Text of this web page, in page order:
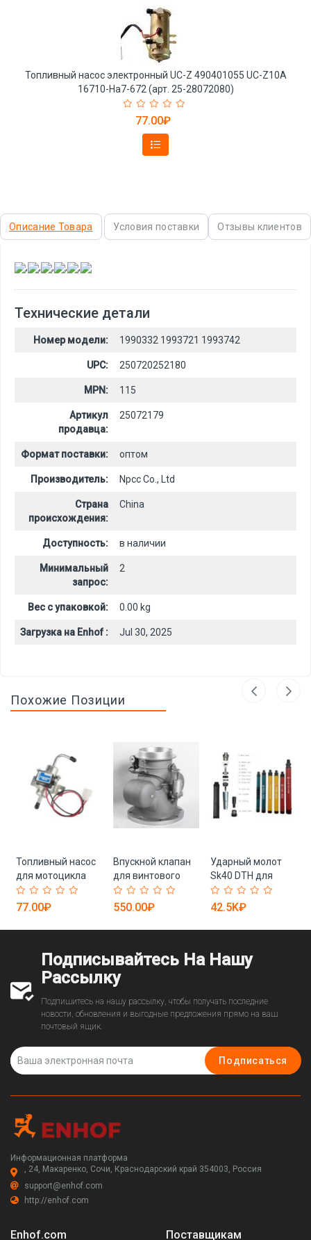
Топливный насос электронный UC-Z 490401055 UC-Z10A
16710-Ha7-672 (арт. 25-28072080)
77.00₽
Описание Товара Условия поставки Отзывы клиентов
, , , , ,
Технические детали
Номер модели: 1990332 1993721 1993742
UPC: 250720252180
MPN: 115
Артикул
продавца:
25072179
Формат поставки: оптом
Производитель: Npcc Co., Ltd
Страна
происхождения:
China
Доступность: в наличии
Минимальный
запрос:
2
Вес с упаковкой: 0.00 kg
Загрузка на Enhof : Jul 30, 2025
Похожие Позиции
Топливный насос
для мотоцикла
высокого
качества M8009
25-28072083)
77.00₽
Впускной клапан
для винтового
компрессора
REDSTAR AIV/JIV
28071883)
550.00₽
Ударный молот
Sk40 DTH для
горнодобывающей
промышленности
42.5K₽
Подписывайтесь На Нашу
Рассылку
Подпишитесь на нашу рассылку, чтобы получать последние
новости, обновления и выгодные предложения прямо на ваш
почтовый ящик.
Подписаться
Информационная платформа
, 24, Макаренко, Сочи, Краснодарский край 354003, Россия
support@enhof.com
http://enhof.com
Enhof.com Поставщикам